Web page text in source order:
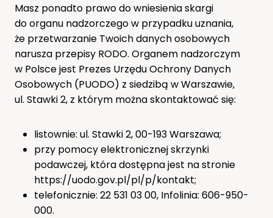
Masz ponadto prawo do wniesienia skargi
do organu nadzorczego w przypadku uznania,
że przetwarzanie Twoich danych osobowych
narusza przepisy RODO. Organem nadzorczym
w Polsce jest Prezes Urzędu Ochrony Danych
Osobowych (PUODO) z siedzibą w Warszawie,
ul. Stawki 2, z którym można skontaktować się:
listownie: ul. Stawki 2, 00-193 Warszawa;
przy pomocy elektronicznej skrzynki
podawczej, która dostępna jest na stronie
https://uodo.gov.pl/pl/p/kontakt;
telefonicznie: 22 531 03 00, Infolinia: 606-950-
000.